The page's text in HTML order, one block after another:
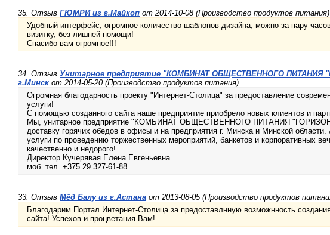
35. Отзыв ГЮМРИ из г.Майкоп от 2014-10-08 (Производство продуктов питания)
Удобный интерфейс, огромное количество шаблонов дизайна, можно за пару
визитку, без лишней помощи!
Спасибо вам огромное!!!
34. Отзыв Унитарное предприятие "КОМБИНАТ ОБЩЕСТВЕННОГО ПИТАНИЯ
г.Минск от 2014-05-20 (Производство продуктов питания)
Огромная благодарность проекту "Интернет-Столица" за предоставление
услуги!
С помощью созданного сайта наше предприятие приобрело новых клиентов и
Мы, унитарное предприятие "КОМБИНАТ ОБЩЕСТВЕННОГО ПИТАНИЯ
доставку горячих обедов в офисы и на предприятия г. Минска и Минской
услуги по проведению торжественных мероприятий, банкетов и корпоративных
качественно и недорого!
Директор Кучерявая Елена Евгеньевна
моб. тел. +375 29 327-61-88
33. Отзыв Мёд Балу из г.Астана от 2013-08-05 (Производство продуктов
Благодарим Портал Интернет-Столица за предоставлнную возможнность
сайта! Успехов и процветания Вам!